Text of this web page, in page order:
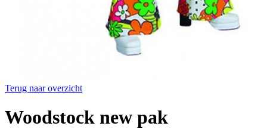
Terug naar overzicht
Woodstock new pak